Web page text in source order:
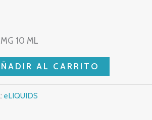
10 ML
AL CARRITO
eLIQUIDS